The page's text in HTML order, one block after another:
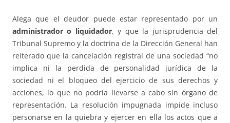
Alega que el deudor puede estar representado por un
administrador o liquidador, y que la jurisprudencia del
Tribunal Supremo y la doctrina de la Dirección General han
reiterado que la cancelación registral de una sociedad “no
implica ni la perdida de personalidad jurídica de la
sociedad ni el bloqueo del ejercicio de sus derechos y
acciones, lo que no podría llevarse a cabo sin órgano de
representación. La resolución impugnada impide incluso
personarse en la quiebra y ejercer en ella los actos que a